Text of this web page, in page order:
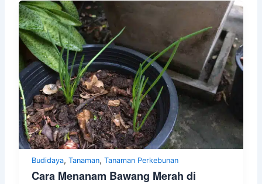
Budidaya,Tanaman,Tanaman Perkebunan
Cara Menanam Bawang Merah di